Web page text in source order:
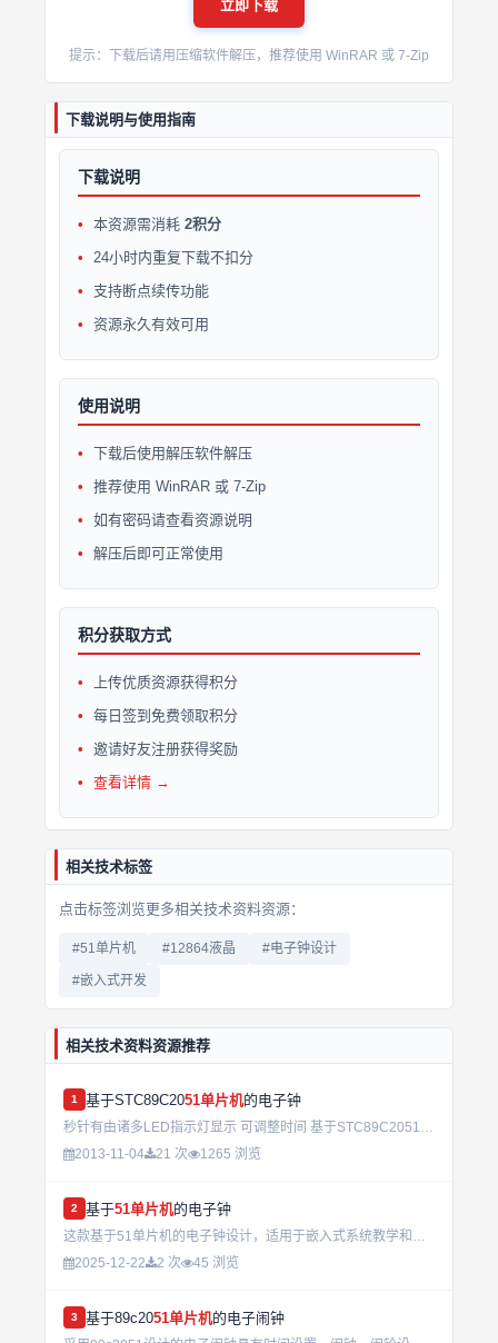
立即下载
提示：下载后请用压缩软件解压，推荐使用 WinRAR 或 7-Zip
下载说明与使用指南
下载说明
本资源需消耗 2积分
24小时内重复下载不扣分
支持断点续传功能
资源永久有效可用
使用说明
下载后使用解压软件解压
推荐使用 WinRAR 或 7-Zip
如有密码请查看资源说明
解压后即可正常使用
积分获取方式
上传优质资源获得积分
每日签到免费领取积分
邀请好友注册获得奖励
查看详情 →
相关技术标签
点击标签浏览更多相关技术资料资源：
#51单片机 #12864液晶 #电子钟设计
#嵌入式开发
相关技术资料资源推荐
1 基于STC89C2051单片机的电子钟
秒针有由诸多LED指示灯显示 可调整时间 基于STC89C2051单片机 带有闹钟设定功能并附有源代码...
2013-11-04
21 次 1265 浏览
2 基于51单片机的电子钟
这款基于51单片机的电子钟设计，适用于嵌入式系统教学和小型项目开发。无论是初学者还是有一定基础的技术人员，都能从中学习到时钟控制、定时器应用等关键技术点。它在智能家居、智能仪表等领域有广泛的应用前景。...
2025-12-22
2 次 45 浏览
3 基于89c2051单片机的电子闹钟